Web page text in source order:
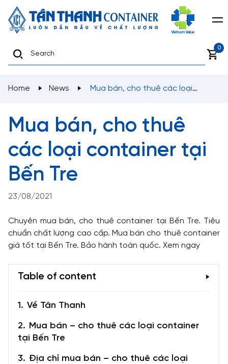
0
Home News
Mua bán, cho thuê
các loại container tại
Bến Tre
23/08/2021
Chuyên mua bán, cho thuê container tại Bến Tre. Tiêu
chuẩn chất lượng cao cấp. Mua bán cho thuê container
giá tốt tại Bến Tre. Bảo hành toàn quốc. Xem ngay
Table of content
Về Tân Thanh
Mua bán – cho thuê các loại container
tại Bến Tre
Địa chỉ mua bán – cho thuê các loại